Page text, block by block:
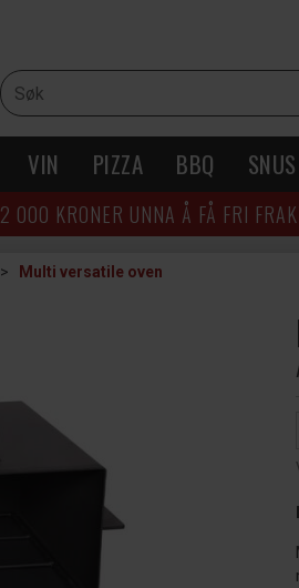
VIN PIZZA BBQ SNUS
2 000 KRONER UNNA Å FÅ FRI
> Multi versatile oven